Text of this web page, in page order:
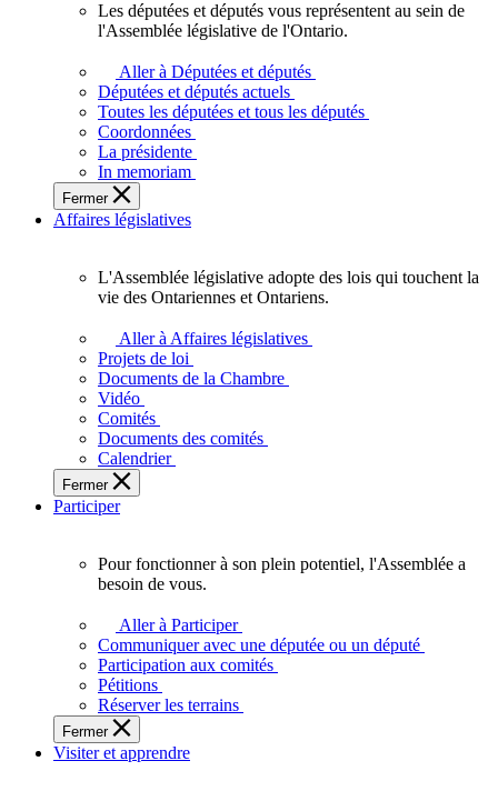
députés
vous
représentent
sein
de
l'Assemblée
législative
l'Ontario.
Les députées et députés vous représentent au sein de
l'Assemblée législative de l'Ontario.
Aller à Députées et députés
Députées et députés actuels
Toutes les députées et tous les députés
Coordonnées
La présidente
In memoriam
Fermer
Affaires législatives
L'Assemblée
adopte
touchent
des
Ontariennes
et
L'Assemblée législative adopte des lois qui touchent la
vie des Ontariennes et Ontariens.
Aller à Affaires législatives
Projets de loi
Documents de la Chambre
Vidéo
Comités
Documents des comités
Calendrier
Fermer
Participer
plein
potentiel,
l'Assemblée
a
besoin
de
Pour fonctionner à son plein potentiel, l'Assemblée a
besoin de vous.
Aller à Participer
Communiquer avec une députée ou un député
Participation aux comités
Pétitions
Réserver les terrains
Fermer
Visiter et apprendre